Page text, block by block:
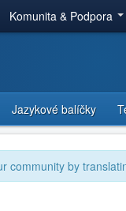
Komunita & Podpora
Jazykové balíčky
community by